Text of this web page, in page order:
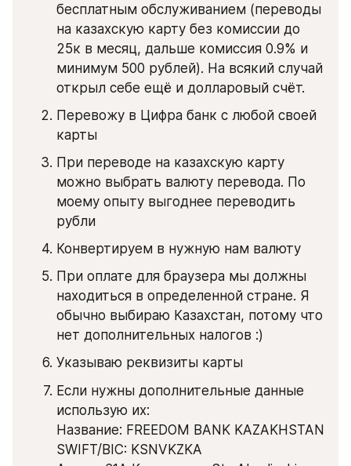
бесплатным обслуживанием (переводы
на казахскую карту без комиссии до
25к в месяц, дальше комиссия 0.9% и
минимум 500 рублей). На всякий случай
открыл себе ещё и долларовый счёт.
Перевожу в Цифра банк с любой своей
карты
При переводе на казахскую карту
можно выбрать валюту перевода. По
моему опыту выгоднее переводить
рубли
Конвертируем в нужную нам валюту
При оплате для браузера мы должны
находиться в определенной стране. Я
обычно выбираю Казахстан, потому что
нет дополнительных налогов :)
Указываю реквизиты карты
Если нужны дополнительные данные
использую их:
Название: FREEDOM BANK KAZAKHSTAN
SWIFT/BIC: KSNVKZKA